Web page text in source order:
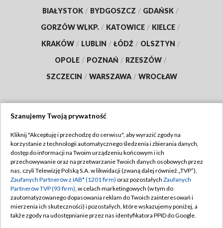
BIAŁYSTOK / BYDGOSZCZ / GDAŃSK /
GORZÓW WLKP. / KATOWICE / KIELCE /
KRAKÓW / LUBLIN / ŁÓDŹ / OLSZTYN /
OPOLE / POZNAŃ / RZESZÓW /
SZCZECIN / WARSZAWA / WROCŁAW
TVP
Abonament TVP
Emisja w TVP
Centrum informacji TVP
Naziemna Telewizja Cyfrowa
Regulamin TVP
Polityka prywatności
Moje zgody
Pomoc
Szanujemy Twoją prywatność
Kliknij "Akceptuję i przechodzę do serwisu", aby wyrazić zgody na
korzystanie z technologii automatycznego śledzenia i zbierania danych,
dostęp do informacji na Twoim urządzeniu końcowym i ich
przechowywanie oraz na przetwarzanie Twoich danych osobowych przez
nas, czyli Telewizję Polską S.A. w likwidacji (zwaną dalej również „TVP”),
Zaufanych Partnerów z IAB* (1201 firm) oraz pozostałych Zaufanych
Partnerów TVP (93 firm), w celach marketingowych (w tym do
zautomatyzowanego dopasowania reklam do Twoich zainteresowań i
mierzenia ich skuteczności) i pozostałych, które wskazujemy poniżej, a
także zgody na udostępnianie przez nas identyfikatora PPID do Google.